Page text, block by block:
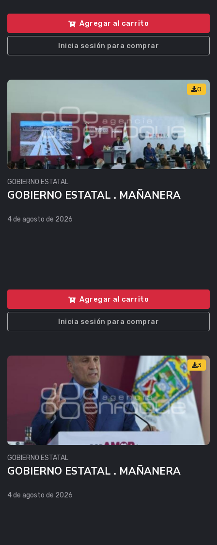
Agregar al carrito
Inicia sesión para comprar
0
GOBIERNO ESTATAL
GOBIERNO ESTATAL . MAÑANERA
4 de agosto de 2026
Agregar al carrito
Inicia sesión para comprar
3
GOBIERNO ESTATAL
GOBIERNO ESTATAL . MAÑANERA
4 de agosto de 2026